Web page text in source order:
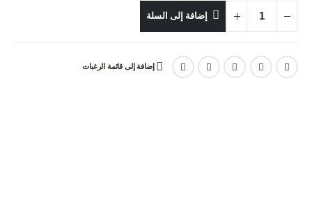
إضافة إلى السلة
إضافة إلى قائمة الرغبات